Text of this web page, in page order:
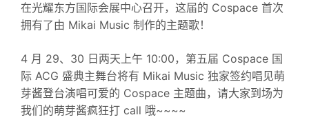
在光耀东方国际会展中心召开，这届的 Cospace 首次
拥有了由 Mikai Music 制作的主题歌！
4 月 29、30 日两天上午 10:00，第五届 Cospace 国
际 ACG 盛典主舞台将有 Mikai Music 独家签约唱见萌
芽酱登台演唱可爱的 Cospace 主题曲，请大家到场为
我们的萌芽酱疯狂打 call 哦~~~~